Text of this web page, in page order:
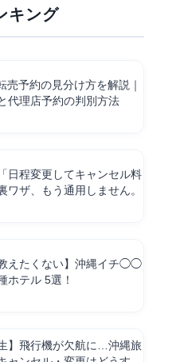
キング
売予約の見分け方を解説｜
代理店予約の判別方法
日程変更してキャンセル料
ワザ、もう通用しません。
教えたくない】沖縄イチ◯◯
ホテル 5選！
】飛行機が欠航に…沖縄旅